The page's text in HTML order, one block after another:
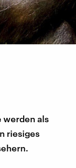
werden als
riesiges